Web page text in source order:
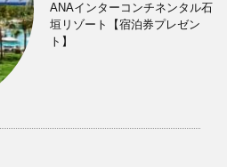
ANAインターコンチネンタル石
垣リゾート【宿泊券プレゼン
ト】